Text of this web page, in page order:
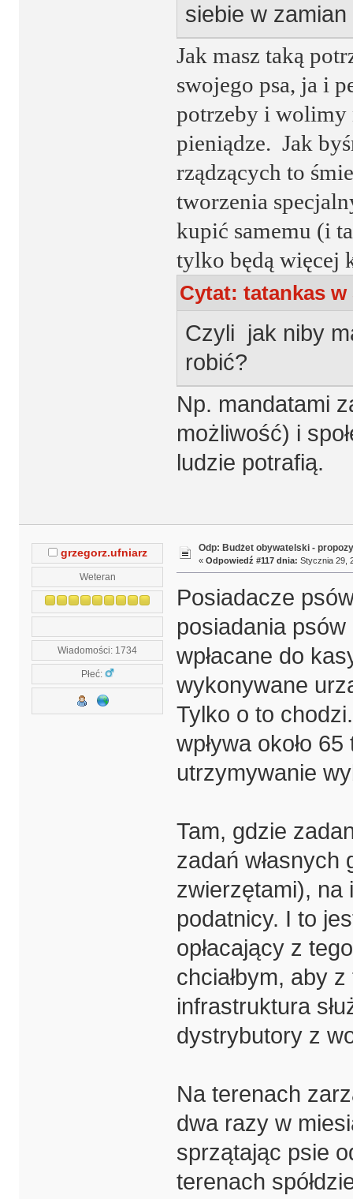
siebie w
Jak masz taką
swojego psa, ja i
potrzeby i wolimy
pieniądze. Jak
rządzących to
tworzenia
kupić samemu (i
tylko będą więcej
Cytat: tatankas w
Czyli jak niby
robić?
Np. mandatami
możliwość) i
ludzie potrafią.
grzegorz.ufniarz
Weteran
Wiadomości: 1734
Płeć:
Odp: Budżet obywatelski -
« Odpowiedź #117 dnia: Stycznia 29,
Posiadacze
posiadania
wpłacane do
wykonywane
Tylko o to
wpływa około
utrzymywanie
Tam, gdzie
zadań własnych
zwierzętami), na
podatnicy. I to
opłacający z
chciałbym, aby
infrastruktura
dystrybutory z
Na terenach
dwa razy w
sprzątając psie
terenach